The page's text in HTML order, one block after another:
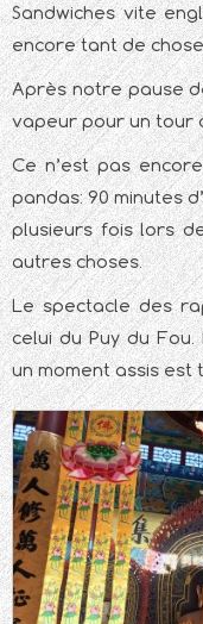
Sandwiches vite
encore tant de
Après notre pause
vapeur pour un tour
Ce n’est pas
pandas: 90 minutes
plusieurs fois lors
autres choses.
Le spectacle des
celui du Puy du
un moment assis